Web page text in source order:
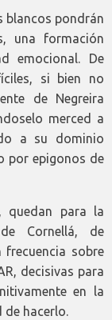
blancos pondrán
una formación
emocional. De
si bien no
de Negreira
merced a
a su dominio
por epigonos de
quedan para la
Cornellá, de
sobre
decisivas para
en la
hacerlo.